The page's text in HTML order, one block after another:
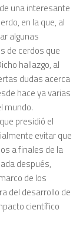
una interesante
en la que, al
algunas
de cerdos que
hallazgo, al
dudas acerca
hace ya varias
mundo.
presidió el
evitar que
a finales de la
después,
de los
del desarrollo de
científico